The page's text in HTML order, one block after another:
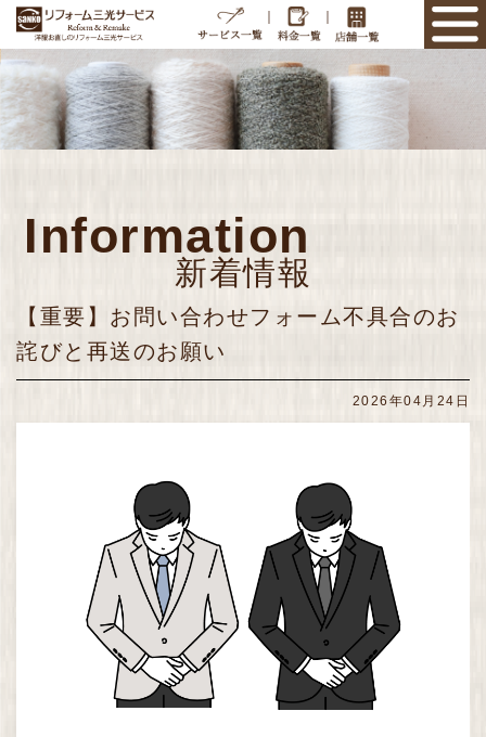
｜ ｜
Information
新着情報
【重要】お問い合わせフォーム不具合のお
詫びと再送のお願い
2026年04月24日